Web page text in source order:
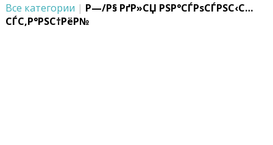
Все категории | Р—/Р§ РґР»СЏ РЅР°СЃРѕСЃРЅС‹С…
СЃС‚Р°РЅС†РёР№